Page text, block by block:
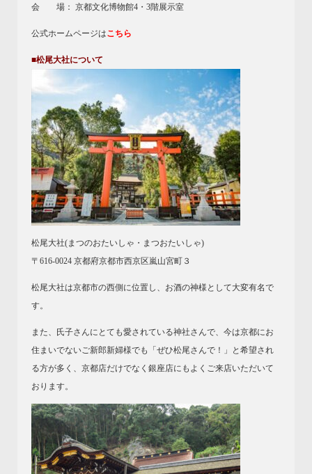
会 場： 京都文化博物館4・3階展示室
公式ホームページはこちら
■松尾大社について
松尾大社(まつのおたいしゃ・まつおたいしゃ)
〒616-0024 京都府京都市西京区嵐山宮町３
松尾大社は京都市の西側に位置し、お酒の神様として大変有名で
す。
また、氏子さんにとても愛されている神社さんで、今は京都にお
住まいでないご新郎新婦様でも「ぜひ松尾さんで！」と希望され
る方が多く、京都店だけでなく銀座店にもよくご来店いただいて
おります。